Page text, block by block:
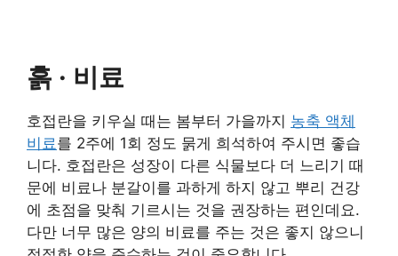
흙 · 비료
호접란을 키우실 때는 봄부터 가을까지 농축 액체
비료를 2주에 1회 정도 묽게 희석하여 주시면 좋습
니다. 호접란은 성장이 다른 식물보다 더 느리기 때
문에 비료나 분갈이를 과하게 하지 않고 뿌리 건강
에 초점을 맞춰 기르시는 것을 권장하는 편인데요.
다만 너무 많은 양의 비료를 주는 것은 좋지 않으니